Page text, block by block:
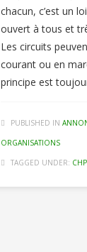
chacun, c’est un
ouvert à tous et
Les circuits
courant ou en
principe est
PUBLISHED IN
ORGANISATIONS
TAGGED UNDER: